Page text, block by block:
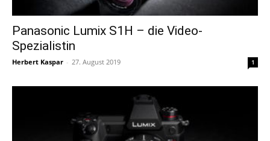
Panasonic Lumix S1H – die Video-
Spezialistin
Herbert Kaspar - 27. August 2019 1